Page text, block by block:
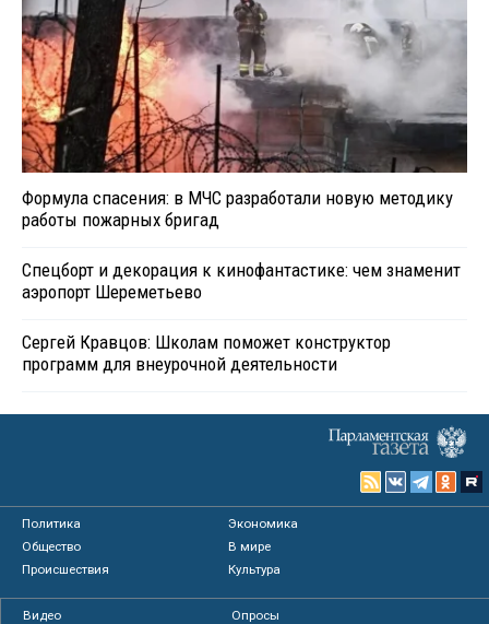
Формула спасения: в МЧС разработали новую методику
работы пожарных бригад
Спецборт и декорация к кинофантастике: чем знаменит
аэропорт Шереметьево
Сергей Кравцов: Школам поможет конструктор
программ для внеурочной деятельности
Политика
Экономика
Общество
В мире
Происшествия
Культура
Видео
Опросы